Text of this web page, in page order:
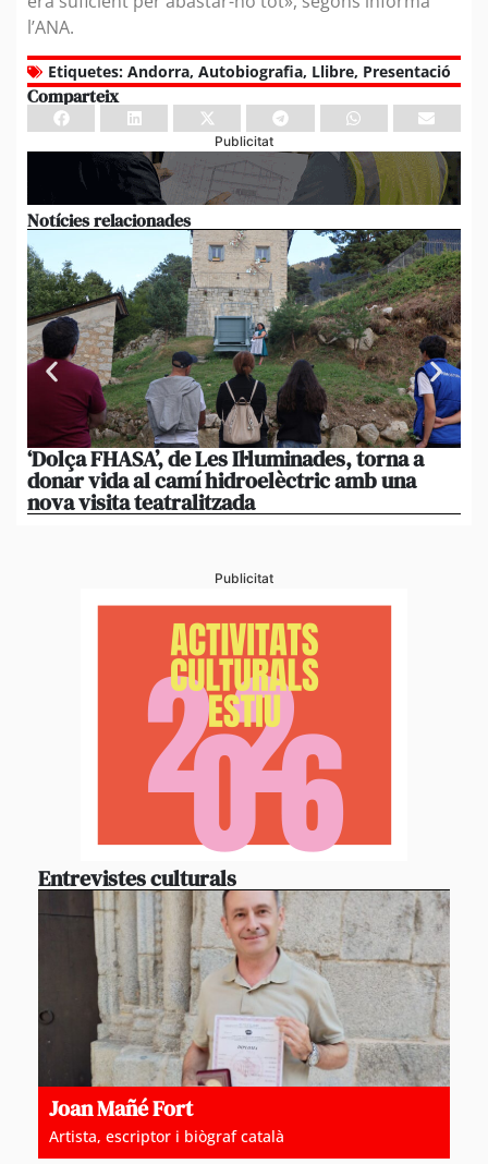
l’ANA.
Etiquetes: Andorra, Autobiografia, Llibre, Presentació
Comparteix
Publicitat
Notícies relacionades
‘Dolça FHASA’, de Les Il·luminades, torna a
donar vida al camí hidroelèctric amb una
nova visita teatralitzada
Publicitat
Entrevistes culturals
Joan Mañé Fort
Artista, escriptor i biògraf català